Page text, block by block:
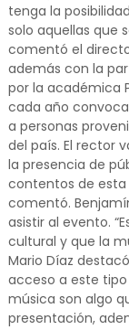
tenga la
solo aquellas que
comentó el
además con la
por la académica
cada año
a personas
del país. El rector
la presencia de
contentos de esta
comentó.
asistir al evento.
cultural y que la
Mario Díaz
acceso a este tipo
música son algo
presentación,